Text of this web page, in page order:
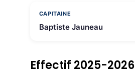
CAPITAINE
Baptiste Jauneau
Effectif 2025-2026